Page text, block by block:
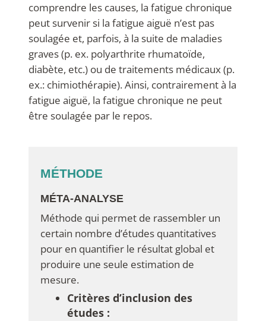
comprendre les causes, la fatigue chronique
peut survenir si la fatigue aiguë n’est pas
soulagée et, parfois, à la suite de maladies
graves (p. ex. polyarthrite rhumatoïde,
diabète, etc.) ou de traitements médicaux (p.
ex.: chimiothérapie). Ainsi, contrairement à la
fatigue aiguë, la fatigue chronique ne peut
être soulagée par le repos.
MÉTHODE
MÉTA-ANALYSE
Méthode qui permet de rassembler un
certain nombre d’études quantitatives
pour en quantifier le résultat global et
produire une seule estimation de
mesure.
Critères d’inclusion des
études :